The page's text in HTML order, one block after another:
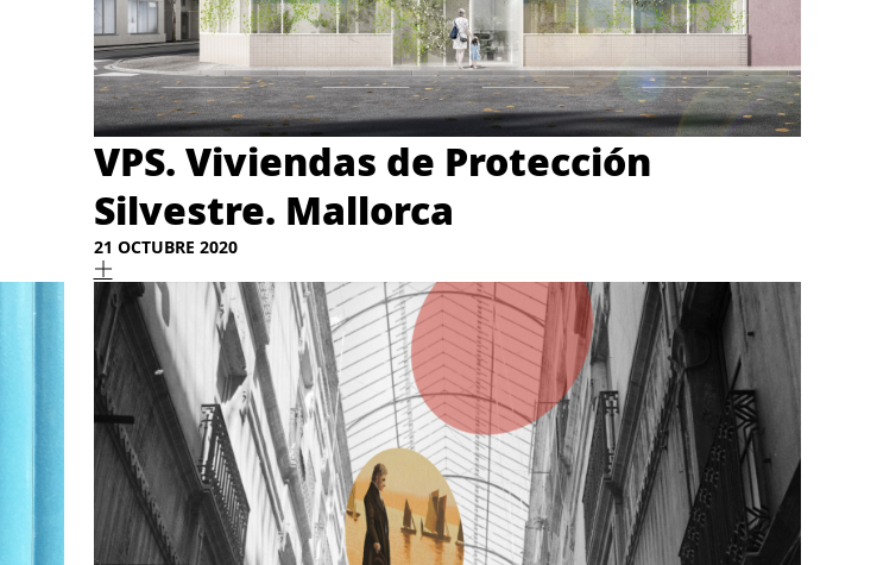
VPS. Viviendas de Protección
Silvestre. Mallorca
21 OCTUBRE 2020